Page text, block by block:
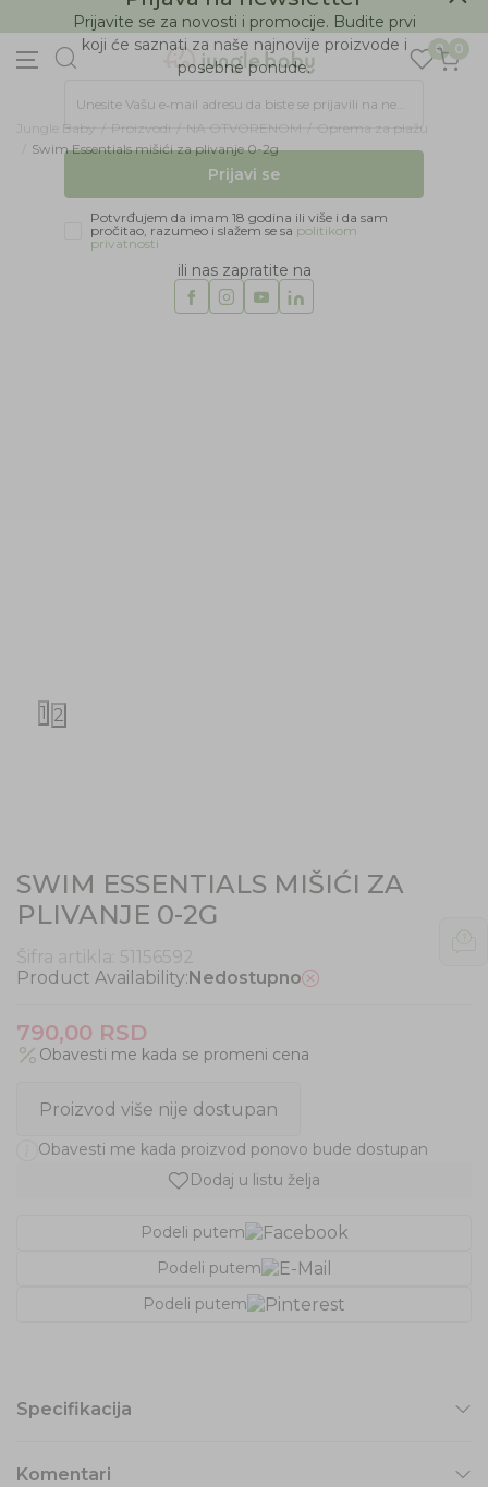
BESPLATNA ISPORUKA Paketa preko 4.000 RSD
0 0
Jungle Baby Proizvodi NA OTVORENOM
Oprema za plažu
Swim Essentials mišići za plivanje 0-2g
1 2
SWIM ESSENTIALS MIŠIĆI ZA
PLIVANJE 0-2G
Šifra artikla: 51156592
Product Availability:Nedostupno
790,00 RSD
Obavesti me kada se promeni cena
Proizvod više nije dostupan
Obavesti me kada proizvod ponovo bude dostupan
Dodaj u listu želja
Podeli putem
Podeli putem
Podeli putem
Specifikacija
Komentari
Prijava na newsletter
Prijavite se za novosti i promocije. Budite prvi
koji će saznati za naše najnovije proizvode i
posebne ponude.
Prijavi se
Potvrđujem da imam 18 godina ili više i da sam
pročitao, razumeo i slažem se sapolitikom
ili nas zapratite na